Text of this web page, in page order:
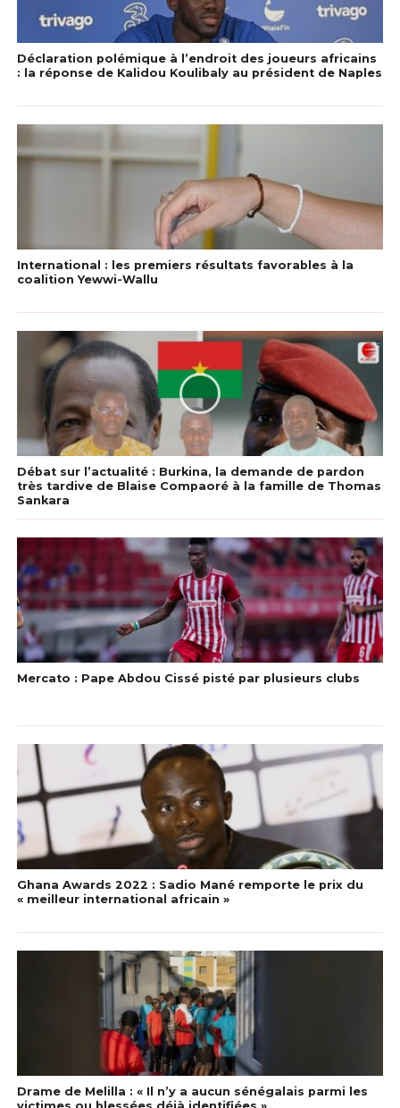
Déclaration polémique à l’endroit des joueurs africains
: la réponse de Kalidou Koulibaly au président de Naples
International : les premiers résultats favorables à la
coalition Yewwi-Wallu
Débat sur l’actualité : Burkina, la demande de pardon
très tardive de Blaise Compaoré à la famille de Thomas
Sankara
Mercato : Pape Abdou Cissé pisté par plusieurs clubs
Ghana Awards 2022 : Sadio Mané remporte le prix du
« meilleur international africain »
Drame de Melilla : « Il n’y a aucun sénégalais parmi les